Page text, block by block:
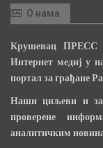
О нама
Крушевац ПРЕСС
Интернет медиј у
портал за грађане
Наши циљеви и
проверене
аналитичким